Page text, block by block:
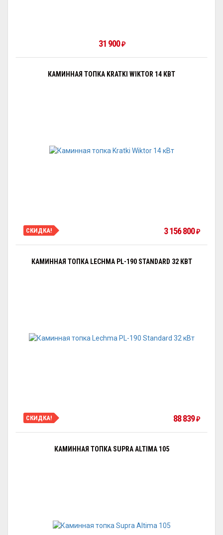
31 900₽
КАМИННАЯ ТОПКА KRATKI WIKTOR 14 КВТ
СКИДКА! 3 156 800₽
КАМИННАЯ ТОПКА LECHMA PL-190 STANDARD 32 КВТ
СКИДКА! 88 839₽
КАМИННАЯ ТОПКА SUPRA ALTIMA 105